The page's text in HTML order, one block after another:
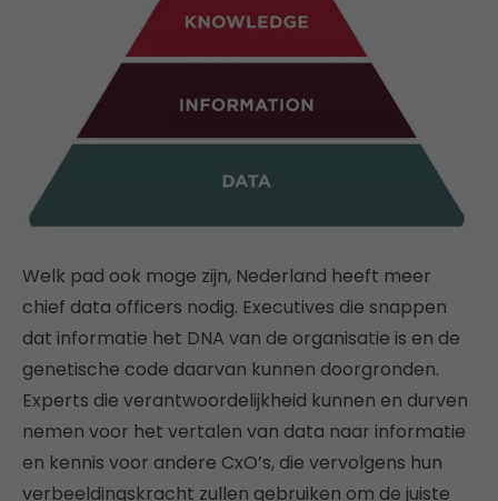
Welk pad ook moge zijn, Nederland heeft meer
chief data officers nodig. Executives die snappen
dat informatie het DNA van de organisatie is en de
genetische code daarvan kunnen doorgronden.
Experts die verantwoordelijkheid kunnen en durven
nemen voor het vertalen van data naar informatie
en kennis voor andere CxO’s, die vervolgens hun
verbeeldingskracht zullen gebruiken om de juiste